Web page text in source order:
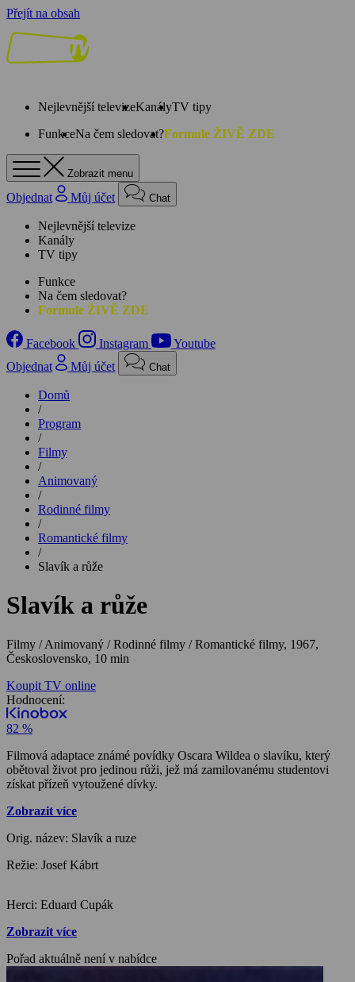
Přejít na obsah
Nejlevnější televizeKanályTV tipy
FunkceNa čem sledovat?Formule ŽIVĚ ZDE
Zobrazit menu
Objednat Můj účet Chat
Nejlevnější televize
Kanály
TV tipy
Funkce
Na čem sledovat?
Formule ŽIVĚ ZDE
Facebook Instagram
Youtube
Objednat
Můj účet Chat
Domů
/
Program
/
Filmy
/
Animovaný
/
Rodinné filmy
/
Romantické filmy
/
Slavík a růže
Slavík a růže
Filmy / Animovaný / Rodinné filmy / Romantické filmy, 1967,
Československo, 10 min
Koupit TV online
Hodnocení:
82 %
Filmová adaptace známé povídky Oscara Wildea o slavíku, který
obětoval život pro jedinou růži, jež má zamilovanému studentovi
získat přízeň vytoužené dívky.
Zobrazit více
Orig. název: Slavík a ruze
Režie: Josef Kábrt
Herci: Eduard Cupák
Zobrazit více
Pořad aktuálně není v nabídce